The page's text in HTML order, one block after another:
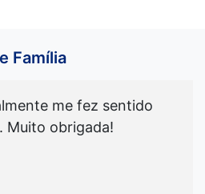
Família
me fez sentido
Muito obrigada!